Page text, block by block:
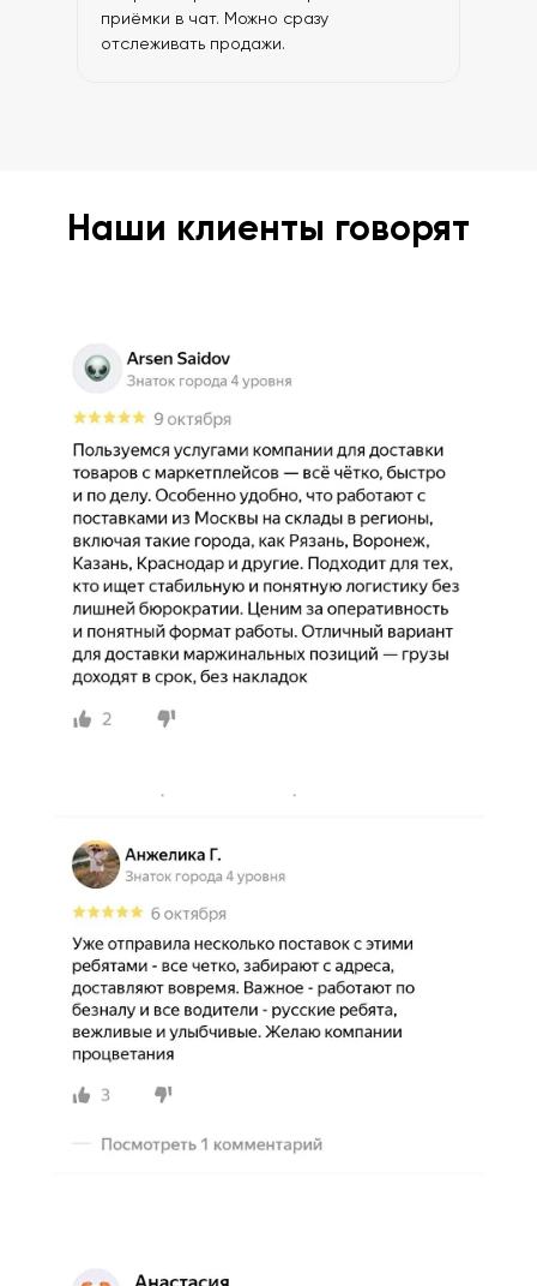
приёмки в чат. Можно сразу
отслеживать продажи.
Наши клиенты говорят